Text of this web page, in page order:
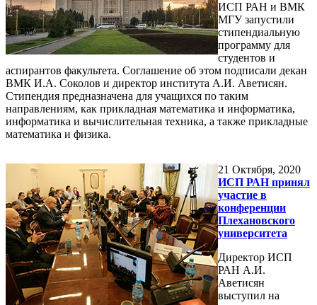
ИСП РАН и ВМК
МГУ запустили
стипендиальную
программу для
студентов и
аспирантов факультета. Соглашение об этом подписали декан
ВМК И.А. Соколов и директор института А.И. Аветисян.
Стипендия предназначена для учащихся по таким
направлениям, как прикладная математика и информатика,
информатика и вычислительная техника, а также прикладные
математика и физика.
21 Октября, 2020
ИСП РАН принял
участие в
конференции
Плехановского
университета
Директор ИСП
РАН А.И.
Аветисян
выступил на